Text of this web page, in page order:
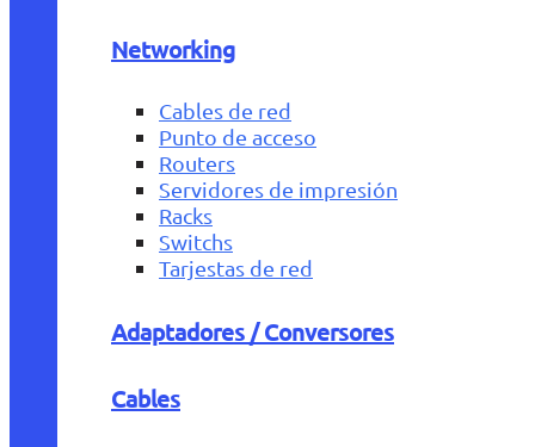
Networking
Cables de red
Punto de acceso
Routers
Servidores de impresión
Racks
Switchs
Tarjestas de red
Adaptadores / Conversores
Cables